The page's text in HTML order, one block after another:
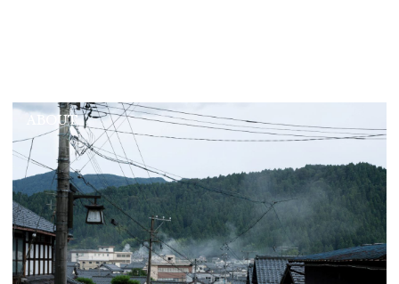
ABOUT